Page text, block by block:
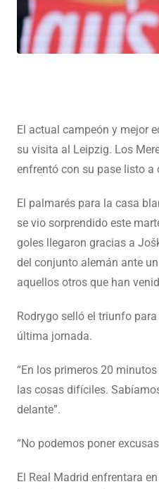
El actual campeón y mejor
su visita al Leipzig. Los
enfrentó con su pase listo a
El palmarés para la casa
se vio sorprendido este
goles llegaron gracias a
del conjunto alemán ante
aquellos otros que han
Rodrygo selló el triunfo
última jornada.
“En los primeros 20
las cosas difíciles.
delante”.
“No podemos poner
El Real Madrid enfrentara